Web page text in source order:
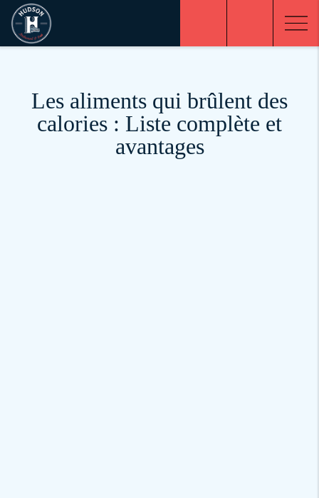
Les aliments qui brûlent des
calories : Liste complète et
avantages